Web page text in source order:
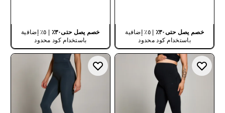
خصم يصل حتى٣٠٪
| ٥٪ إضافية
باستخدام كود محدود
خصم يصل حتى٣٠٪
| ٥٪ إضافية
باستخدام كود محدود